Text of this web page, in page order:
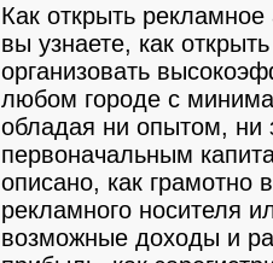
Как открыть рекламное
вы узнаете, как
организовать
любом городе с
обладая ни опытом, ни
первоначальным
описано, как грамотно
рекламного носителя
возможные доходы и